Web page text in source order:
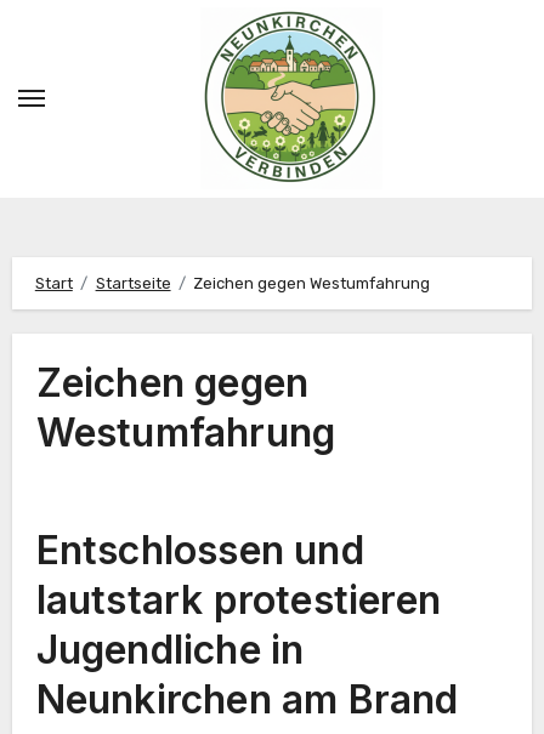
Start Startseite Zeichen gegen Westumfahrung
Zeichen gegen
Westumfahrung
Entschlossen und
lautstark protestieren
Jugendliche in
Neunkirchen am Brand